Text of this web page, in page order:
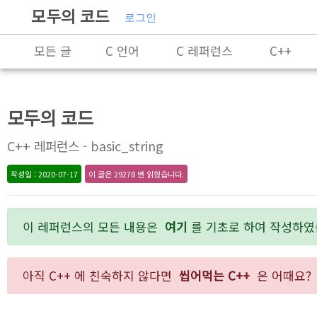
모두의 코드 로그인
모든 글 C 언어 C 레퍼런스
C++
모두의 코드
C++ 레퍼런스 - basic_string
작성일 : 2020-07-17 이 글은 29278 번 읽혔습니다.
이 레퍼런스의 모든 내용은 여기 를 기초로 하여 작성하
아직 C++ 에 친숙하지 않다면 씹어먹는 C++ 은 어때요?